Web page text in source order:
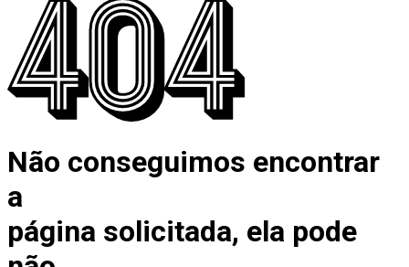
Não conseguimos encontrar
a
página solicitada, ela pode